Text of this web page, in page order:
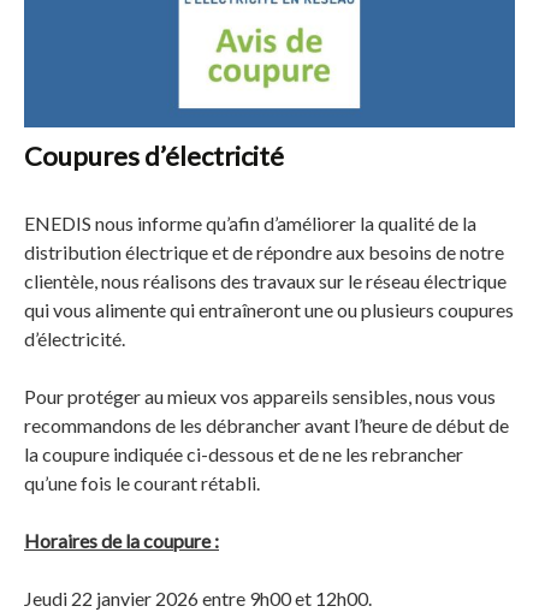
Coupures d’électricité
ENEDIS nous informe qu’afin d’améliorer la qualité de la
distribution électrique et de répondre aux besoins de notre
clientèle, nous réalisons des travaux sur le réseau électrique
qui vous alimente qui entraîneront une ou plusieurs coupures
d’électricité.
Pour protéger au mieux vos appareils sensibles, nous vous
recommandons de les débrancher avant l’heure de début de
la coupure indiquée ci-dessous et de ne les rebrancher
qu’une fois le courant rétabli.
Horaires de la coupure :
Jeudi 22 janvier 2026 entre 9h00 et 12h00.